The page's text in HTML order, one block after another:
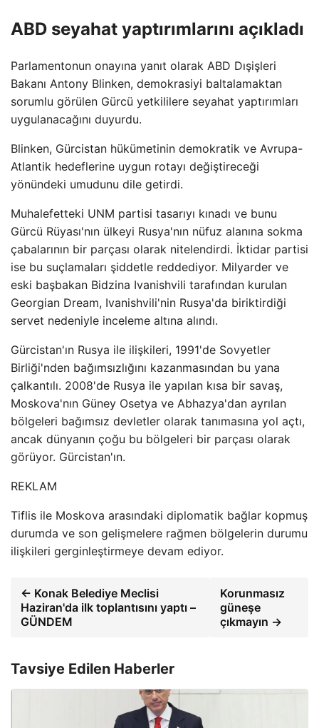
ABD seyahat yaptırımlarını açıkladı
Parlamentonun onayına yanıt olarak ABD Dışişleri
Bakanı Antony Blinken, demokrasiyi baltalamaktan
sorumlu görülen Gürcü yetkililere seyahat yaptırımları
uygulanacağını duyurdu.
Blinken, Gürcistan hükümetinin demokratik ve Avrupa-
Atlantik hedeflerine uygun rotayı değiştireceği
yönündeki umudunu dile getirdi.
Muhalefetteki UNM partisi tasarıyı kınadı ve bunu
Gürcü Rüyası'nın ülkeyi Rusya'nın nüfuz alanına sokma
çabalarının bir parçası olarak nitelendirdi. İktidar partisi
ise bu suçlamaları şiddetle reddediyor. Milyarder ve
eski başbakan Bidzina Ivanishvili tarafından kurulan
Georgian Dream, Ivanishvili'nin Rusya'da biriktirdiği
servet nedeniyle inceleme altına alındı.
Gürcistan'ın Rusya ile ilişkileri, 1991'de Sovyetler
Birliği'nden bağımsızlığını kazanmasından bu yana
çalkantılı. 2008'de Rusya ile yapılan kısa bir savaş,
Moskova'nın Güney Osetya ve Abhazya'dan ayrılan
bölgeleri bağımsız devletler olarak tanımasına yol açtı,
ancak dünyanın çoğu bu bölgeleri bir parçası olarak
görüyor. Gürcistan'ın.
REKLAM
Tiflis ile Moskova arasındaki diplomatik bağlar kopmuş
durumda ve son gelişmelere rağmen bölgelerin durumu
ilişkileri gerginleştirmeye devam ediyor.
← Konak Belediye Meclisi
Haziran'da ilk toplantısını yaptı –
GÜNDEM
Korunmasız
güneşe
çıkmayın →
Tavsiye Edilen Haberler